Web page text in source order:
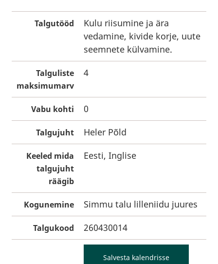
Talgutööd
Kulu riisumine ja ära
vedamine, kivide korje, uute
seemnete külvamine.
Talguliste
maksimumarv
4
Vabu kohti 0
Talgujuht Heler Põld
Keeled mida
talgujuht
räägib
Eesti, Inglise
Kogunemine Simmu talu lilleniidu juures
Talgukood 260430014
Salvesta kalendrisse